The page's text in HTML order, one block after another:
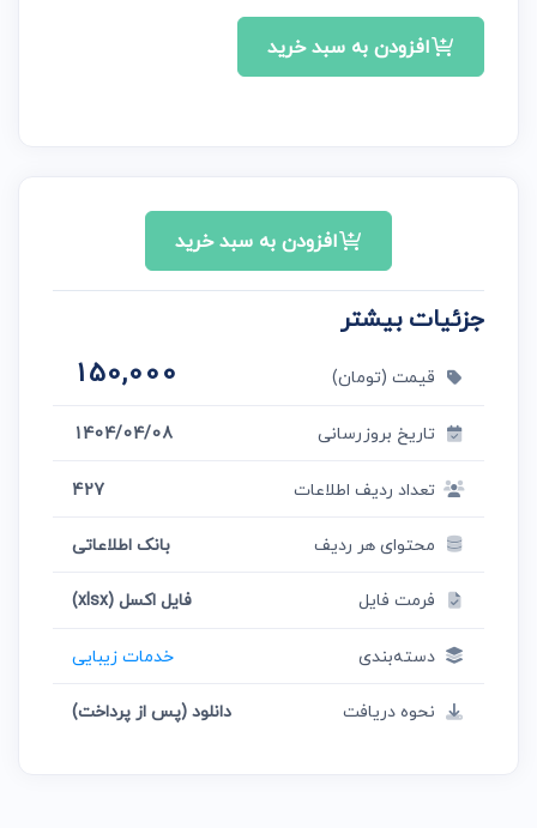
افزودن به سبد خرید
افزودن به سبد خرید
جزئیات بیشتر
قیمت (تومان) 150,000
تاریخ بروزرسانی
1404/04/08
تعداد ردیف اطلاعات
427
محتوای هر ردیف
بانک اطلاعاتی
فرمت فایل
فایل اکسل (xlsx)
دسته‌بندی
خدمات زیبایی
نحوه دریافت
دانلود (پس از پرداخت)